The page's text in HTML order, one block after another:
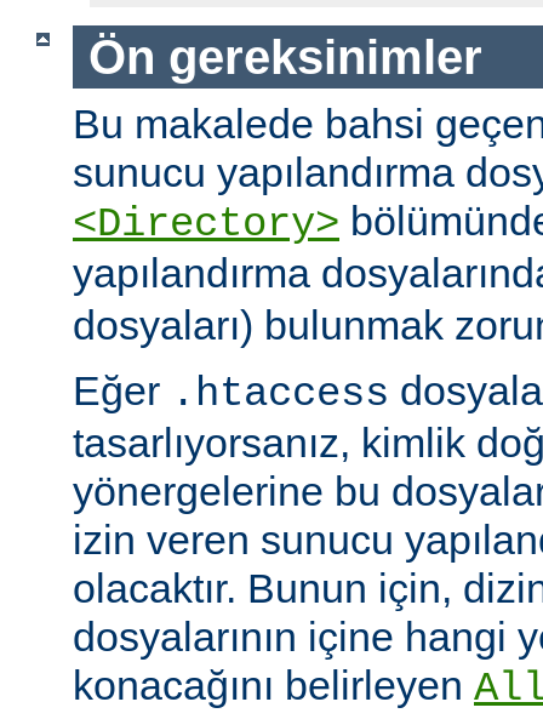
Ön gereksinimler
Bu makalede bahsi
sunucu yapılandırma
<Directory>
yapılandırma
dosyaları) bulunmak
Eğer .htaccess
tasarlıyorsanız, kimlik
yönergelerine bu
izin veren sunucu
olacaktır. Bunun için,
dosyalarının içine hangi
konacağını belirleyen